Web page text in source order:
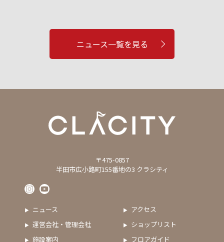
ニュース一覧を見る
〒475-0857
半田市広小路町155番地の3 クラシティ
ニュース
アクセス
運営会社・管理会社
ショップリスト
施設案内
フロアガイド